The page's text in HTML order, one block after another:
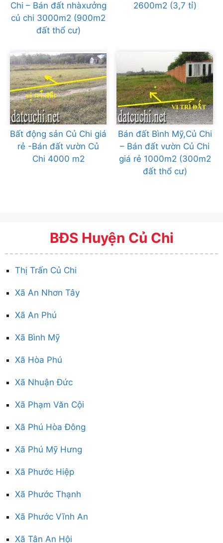
Chi – Bán đất nhàxưởng
củ chi 3000m2 (900m2
đất thổ cư)
2600m2 (3,7 tỉ)
Bất động sản Củ Chi giá
rẻ -Bán đất vườn Củ
Chi 4000 m2
Bán đất Bình Mỹ,Củ Chi
– Bán đất vườn Củ Chi
giá rẻ 1000m2 (300m2
đất thổ cư)
BĐS Huyện Củ Chi
Thị Trấn Củ Chi
Xã An Nhơn Tây
Xã An Phú
Xã Bình Mỹ
Xã Hòa Phú
Xã Nhuận Đức
Xã Phạm Văn Cội
Xã Phú Hòa Đông
Xã Phú Mỹ Hưng
Xã Phước Hiệp
Xã Phước Thạnh
Xã Phước Vĩnh An
Xã Tân An Hội